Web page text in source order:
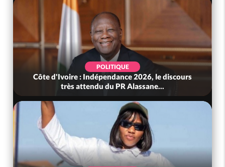
POLITIQUE
Côte d'Ivoire : Indépendance 2026, le discours
très attendu du PR Alassane...